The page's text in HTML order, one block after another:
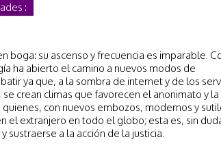
:
boga: su ascenso y frecuencia es imparable.
ha abierto el camino a nuevos modos de
ya que, a la sombra de internet y de los
crean climas que favorecen el anonimato y la
con nuevos embozos, modernos y
el extranjero en todo el globo; esta es, sin
a la acción de la justicia.